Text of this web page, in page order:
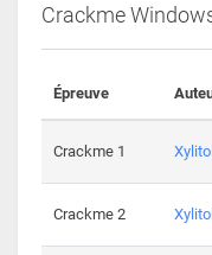
Crackme
Épreuve
Crackme 1 Xylitol
Crackme 2 Xylitol